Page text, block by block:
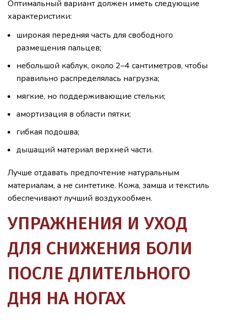
Оптимальный вариант должен иметь следующие
характеристики:
широкая передняя часть для свободного
размещения пальцев;
небольшой каблук, около 2–4 сантиметров, чтобы
правильно распределялась нагрузка;
мягкие, но поддерживающие стельки;
амортизация в области пятки;
гибкая подошва;
дышащий материал верхней части.
Лучше отдавать предпочтение натуральным
материалам, а не синтетике. Кожа, замша и текстиль
обеспечивают лучший воздухообмен.
УПРАЖНЕНИЯ И УХОД
ДЛЯ СНИЖЕНИЯ БОЛИ
ПОСЛЕ ДЛИТЕЛЬНОГО
ДНЯ НА НОГАХ